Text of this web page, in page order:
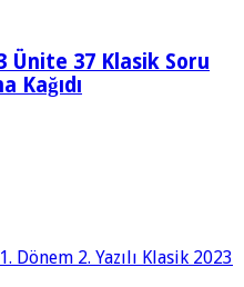
Ünite 37 Klasik Soru
Kağıdı